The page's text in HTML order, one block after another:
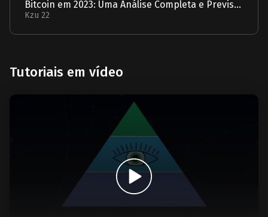
Bitcoin em 2023: Uma Análise Completa e Previsão para 2024
Kzu 22
Tutoriais em vídeo